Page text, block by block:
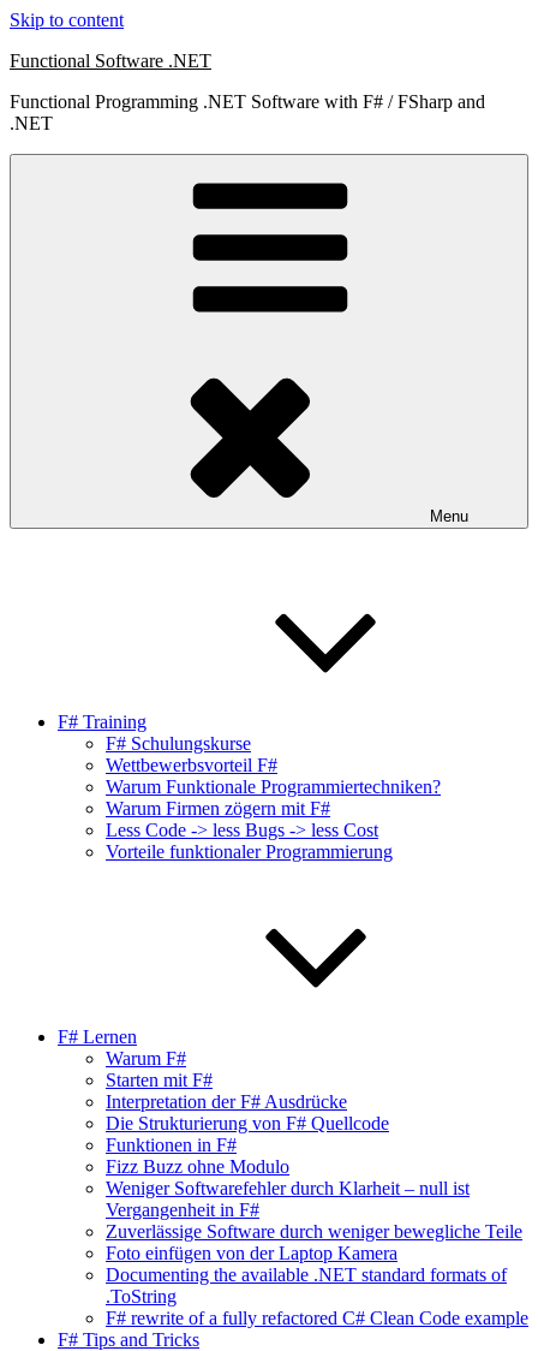
Skip to content
Functional Software .NET
Functional Programming .NET Software with F# / FSharp and
.NET
Menu
F# Training
F# Schulungskurse
Wettbewerbsvorteil F#
Warum Funktionale Programmiertechniken?
Warum Firmen zögern mit F#
Less Code -> less Bugs -> less Cost
Vorteile funktionaler Programmierung
F# Lernen
Warum F#
Starten mit F#
Interpretation der F# Ausdrücke
Die Strukturierung von F# Quellcode
Funktionen in F#
Fizz Buzz ohne Modulo
Weniger Softwarefehler durch Klarheit – null ist
Vergangenheit in F#
Zuverlässige Software durch weniger bewegliche Teile
Foto einfügen von der Laptop Kamera
Documenting the available .NET standard formats of
.ToString
F# rewrite of a fully refactored C# Clean Code example
F# Tips and Tricks